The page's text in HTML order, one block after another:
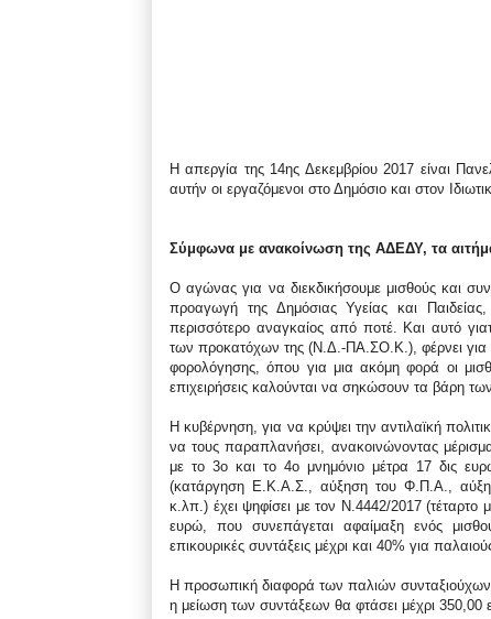
Η απεργία της 14ης Δεκεμβρίου 2017 είναι
αυτήν οι εργαζόμενοι στο Δημόσιο και στον
Σύμφωνα με ανακοίνωση της ΑΔΕΔΥ, τα
Ο αγώνας για να διεκδικήσουμε μισθούς και
προαγωγή της Δημόσιας Υγείας και
περισσότερο αναγκαίος από ποτέ. Και αυτό
των προκατόχων της (Ν.Δ.-ΠΑ.ΣΟ.Κ.), φέρνει για
φορολόγησης, όπου για μια ακόμη φορά οι
επιχειρήσεις καλούνται να σηκώσουν τα βάρη
Η κυβέρνηση, για να κρύψει την αντιλαϊκή
να τους παραπλανήσει, ανακοινώνοντας
με το 3ο και το 4ο μνημόνιο μέτρα 17 δις
(κατάργηση Ε.Κ.Α.Σ., αύξηση του Φ.Π.Α.,
κ.λπ.) έχει ψηφίσει με τον Ν.4442/2017
ευρώ, που συνεπάγεται αφαίμαξη ενός
επικουρικές συντάξεις μέχρι και 40% για
Η προσωπική διαφορά των παλιών
η μείωση των συντάξεων θα φτάσει μέχρι 350,00